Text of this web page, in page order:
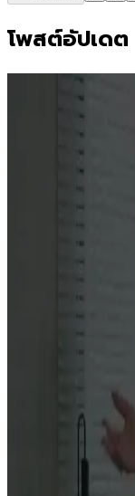
โพสต์อัปเดต
สาริน โนว่า ดอนกลาง
7 ชั่วโมงที่แล้ว
เมืองอุบลราชธานี
อุบลฯ สะดวกสบาย
ประหยัดทั้งเวลาแล
5 นาที* 📍 เซ็นทรั
อุบลราชธานี เพียง
โจทย์การใช้ชีวิตข
3 ห้องนอน (1 ห้อง
145 ตร.ม. ภายใน
โปร่งโล่ง และใช้งา
เฟอร์นิเจอร์บิวท์อิ
ฟรี! แอร์* ฟรี!
การติดตั้ง EV
โอนกรรมสิทธิ์ เพรา